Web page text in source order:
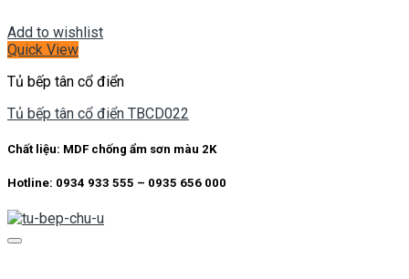
Add to wishlist
Quick View
Tủ bếp tân cổ điển
Tủ bếp tân cổ điển TBCD022
Chất liệu: MDF chống ẩm sơn màu 2K
Hotline: 0934 933 555 – 0935 656 000